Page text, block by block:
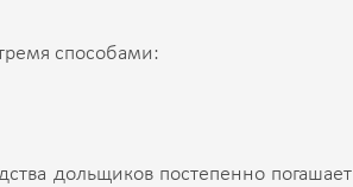
способами:
дольщиков постепенно погашает